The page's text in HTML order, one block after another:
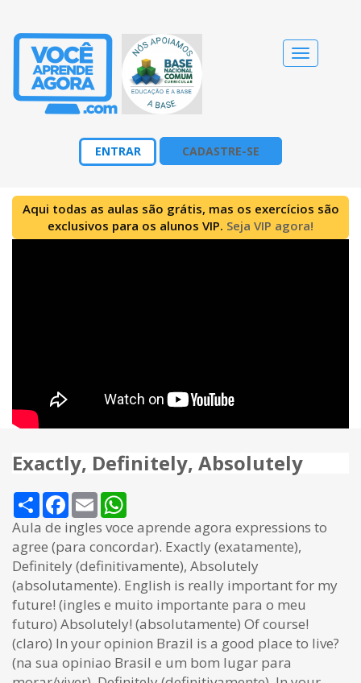
Alternar
navegação
ENTRAR CADASTRE-SE
Aqui todas as aulas são grátis, mas os exercícios são
exclusivos para os alunos VIP. Seja VIP agora!
Exactly, Definitely, Absolutely
Share Facebook
Email
Aula de ingles voce aprende agora expressions to
agree (para concordar). Exactly (exatamente),
Definitely (definitivamente), Absolutely
(absolutamente). English is really important for my
future! (ingles e muito importante para o meu
futuro) Absolutely! (absolutamente) Of course!
(claro) In your opinion Brazil is a good place to live?
(na sua opiniao Brasil e um bom lugar para